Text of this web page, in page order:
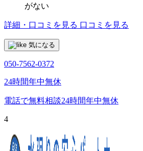
がない
詳細・口コミを見る 口コミを見る
気になる
050-7562-0372
24時間年中無休
電話で無料相談24時間年中無休
4